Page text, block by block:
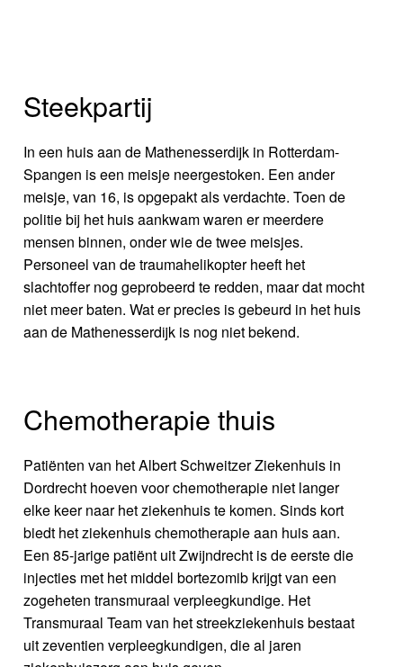
Steekpartij
In een huis aan de Mathenesserdijk in Rotterdam-
Spangen is een meisje neergestoken. Een ander
meisje, van 16, is opgepakt als verdachte. Toen de
politie bij het huis aankwam waren er meerdere
mensen binnen, onder wie de twee meisjes.
Personeel van de traumahelikopter heeft het
slachtoffer nog geprobeerd te redden, maar dat mocht
niet meer baten. Wat er precies is gebeurd in het huis
aan de Mathenesserdijk is nog niet bekend.
Chemotherapie thuis
Patiënten van het Albert Schweitzer Ziekenhuis in
Dordrecht hoeven voor chemotherapie niet langer
elke keer naar het ziekenhuis te komen. Sinds kort
biedt het ziekenhuis chemotherapie aan huis aan.
Een 85-jarige patiënt uit Zwijndrecht is de eerste die
injecties met het middel bortezomib krijgt van een
zogeheten transmuraal verpleegkundige. Het
Transmuraal Team van het streekziekenhuis bestaat
uit zeventien verpleegkundigen, die al jaren